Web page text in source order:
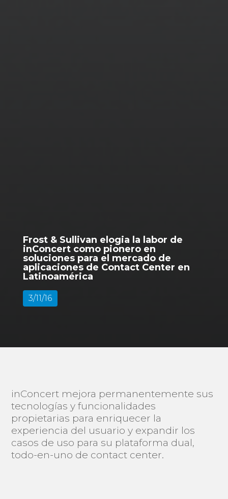
Frost & Sullivan elogia la labor de
inConcert como pionero en
soluciones para el mercado de
aplicaciones de Contact Center en
Latinoamérica
3/11/16
inConcert mejora permanentemente sus
tecnologías y funcionalidades
propietarias para enriquecer la
experiencia del usuario y expandir los
casos de uso para su plataforma dual,
todo-en-uno de contact center.